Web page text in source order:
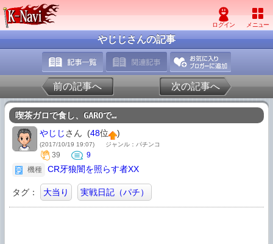
やじじさんの記事
前の記事へ 次の記事へ
喫茶ガロで食し、GAROで…
やじじさん (48位 )
(2017/10/19 19:07) ジャンル：パチンコ
39
9
機種
CR牙狼闇を照らす者XX
タグ： 大当り 実戦日記（パチ）